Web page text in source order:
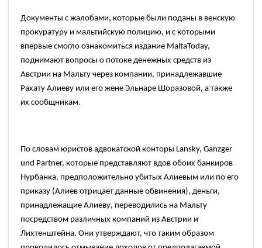
Документы с жалобами, которые были поданы в венскую
прокуратуру и мальтийскую полицию, и с которыми
впервые смогло ознакомиться издание MaltaToday,
поднимают вопросы о потоке денежных средств из
Австрии на Мальту через компании, принадлежавшие
Рахату Алиеву или его жене Эльнаре Шоразовой, а также
их сообщникам.
По словам юристов адвокатской конторы Lansky, Ganzger
und Partner, которые представляют вдов обоих банкиров
Нурбанка, предположительно убитых Алиевым или по его
приказу (Алиев отрицает данные обвинения), деньги,
принадлежащие Алиеву, переводились на Мальту
посредством различных компаний из Австрии и
Лихтенштейна. Они утверждают, что таким образом